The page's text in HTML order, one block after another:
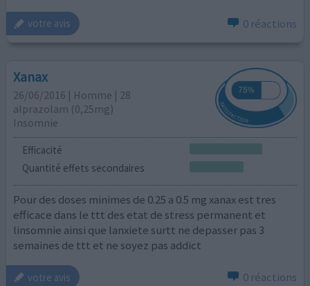
votre avis 0 réactions
Xanax
26/06/2016 | Homme | 28
alprazolam (0,25mg)
Insomnie
Efficacité
Quantité effets secondaires
Pour des doses minimes de 0.25 a 0.5 mg xanax est tres
efficace dans le ttt des etat de stress permanent et
linsomnie ainsi que lanxiete surtt ne depasser pas 3
semaines de ttt et ne soyez pas addict
votre avis 0 réactions